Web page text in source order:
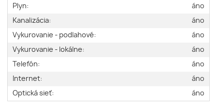
Plyn:
áno
Kanalizácia:
áno
Vykurovanie - podlahové:
áno
Vykurovanie - lokálne:
áno
Telefón:
áno
Internet:
áno
Optická sieť:
áno